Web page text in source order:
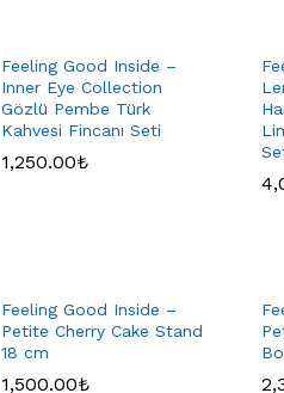
Feeling Good Inside –
Inner Eye Collection
Gözlü Pembe Türk
Kahvesi Fincanı Seti
1,250.00₺
1,250.00₺
Feeling Good Inside –
Petite Cherry Cake Stand
18 cm
1,500.00₺
1,500.00₺